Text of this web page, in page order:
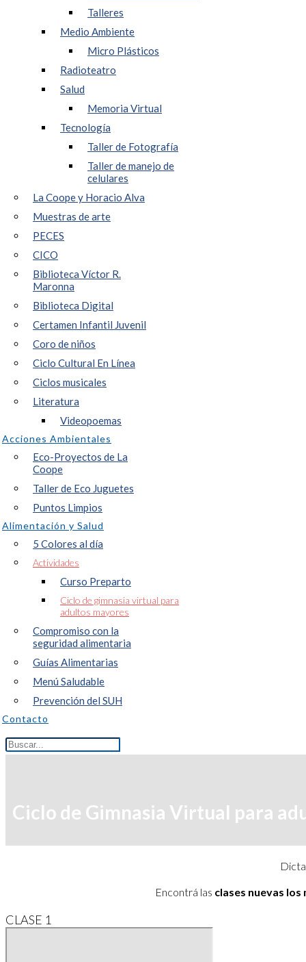
Talleres
Medio Ambiente
Micro Plásticos
Radioteatro
Salud
Memoria Virtual
Tecnología
Taller de Fotografía
Taller de manejo de
celulares
La Coope y Horacio Alva
Muestras de arte
PECES
CICO
Biblioteca Víctor R.
Maronna
Biblioteca Digital
Certamen Infantil Juvenil
Coro de niños
Ciclo Cultural En Línea
Ciclos musicales
Literatura
Videopoemas
Acciones Ambientales
Eco-Proyectos de La
Coope
Taller de Eco Juguetes
Puntos Limpios
Alimentación y Salud
5 Colores al día
Actividades
Curso Preparto
Ciclo de gimnasia virtual para
adultos mayores
Compromiso con la
seguridad alimentaria
Guías Alimentarias
Menú Saludable
Prevención del SUH
Contacto
Ciclo de Gimnasia Virtual para
Encontrá las clases nuevas
CLASE 1